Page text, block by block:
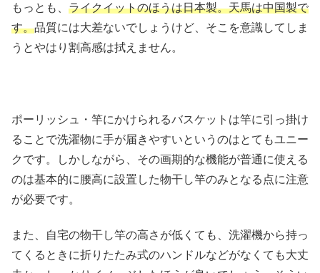
もっとも、 ライクイットのほうは日本製。天馬は中国製で
す。品質には大差ないでしょうけど、そこを意識してしま
うとやはり割高感は拭えません。
ポーリッシュ・竿にかけられるバスケットは竿に引っ掛け
ることで洗濯物に手が届きやすいというのはとてもユニー
クです。しかしながら、その画期的な機能が普通に使える
のは基本的に腰高に設置した物干し竿のみとなる点に注意
が必要です。
また、自宅の物干し竿の高さが低くても、洗濯機から持っ
てくるときに折りたたみ式のハンドルなどがなくても大丈